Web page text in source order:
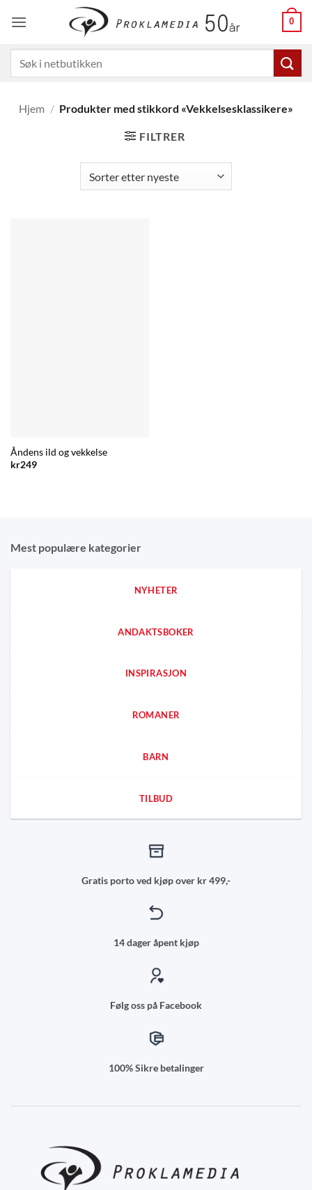
0
etter:
Hjem / Produkter med stikkord «Vekkelsesklassikere»
FILTRER
Åndens ild og vekkelse
kr249
Mest populære kategorier
NYHETER
ANDAKTSBOKER
INSPIRASJON
ROMANER
BARN
TILBUD
Gratis porto ved kjøp over kr 499,-
14 dager åpent kjøp
Følg oss på Facebook
100% Sikre betalinger